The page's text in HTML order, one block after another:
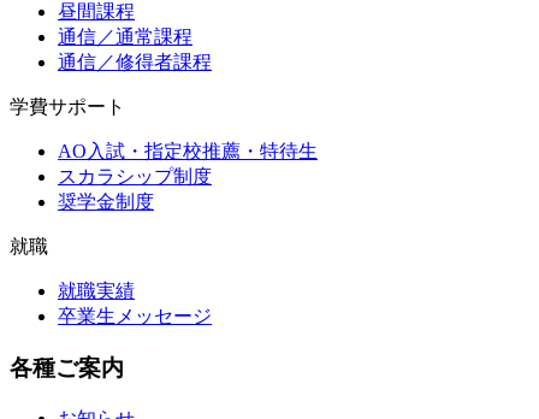
昼間課程
通信／通常課程
通信／修得者課程
学費サポート
AO入試・指定校推薦・特待生
スカラシップ制度
奨学金制度
就職
就職実績
卒業生メッセージ
各種ご案内